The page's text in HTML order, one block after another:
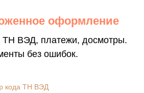
оформление
ТН ВЭД, платежи, досмотры.
без ошибок.
кода ТН ВЭД